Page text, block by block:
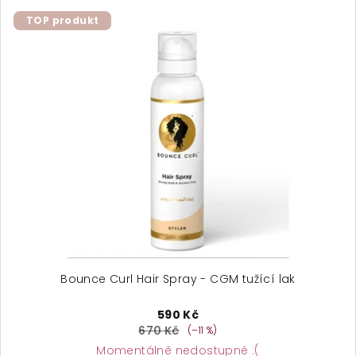
TOP produkt
Bounce Curl Hair Spray - CGM tužící lak
590 Kč
670 Kč
(–11 %)
Momentálně nedostupné :(